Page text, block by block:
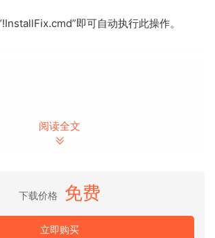
即可自动执行此操作。
和简化工作流程的下一代音乐创作工具，
词工具加速歌曲创作。
阅读全文
下载价格 免费
立即购买